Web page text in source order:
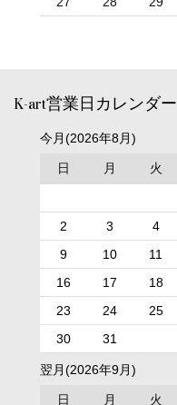
K-art営業日カレンダー
今月(2026年8月)
日 月 火
2
3 4
9
10 11
16
17 18
23
24 25
30
31
翌月(2026年9月)
日 月 火